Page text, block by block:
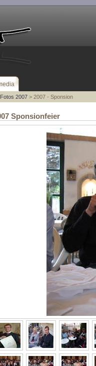
Fotos 2007> 2007 - Sponsion
Sponsionfeier